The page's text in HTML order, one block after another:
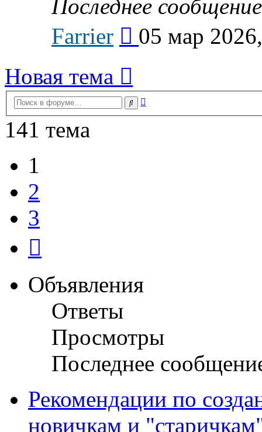
Последнее сообщение
Farrier
последнему
05 мар
Новая тема
Поиск
141 тема
1
2
3
Объявления
Ответы
Просмотры
Последнее
Рекомендации по
новичкам и